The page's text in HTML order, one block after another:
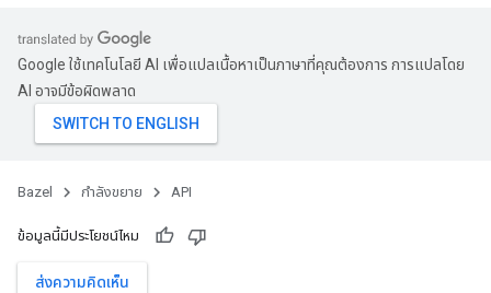
Google ใช้เทคโนโลยี AI เพื่อแปลเนื้อหาเป็นภาษาที่คุณต้องการ การแปลโดย
AI อาจมีข้อผิดพลาด
Bazel กําลังขยาย API
ข้อมูลนี้มีประโยชน์ไหม
ส่งความคิดเห็น